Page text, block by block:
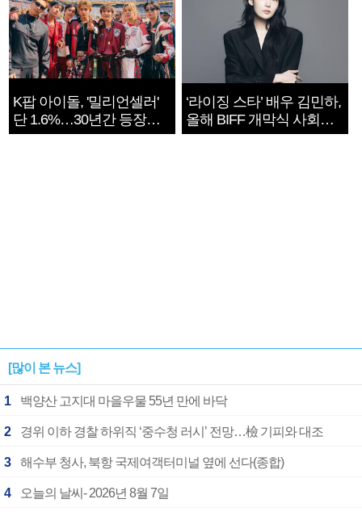
K팝 아이돌, '밀리언셀러'
단 1.6%…30년간 등장
1182개팀 전수조사
‘라이징 스타’ 배우 김민하,
올해 BIFF 개막식 사회자
확정
[많이 본 뉴스]
1 백양산 고지대 마을우물 55년 만에 바닥
2 경위 이하 경찰 하위직 ‘중수청 러시’ 전망…檢 기피와 대조
3 해수부 청사, 북항 국제여객터미널 옆에 선다(종합)
4 오늘의 날씨- 2026년 8월 7일